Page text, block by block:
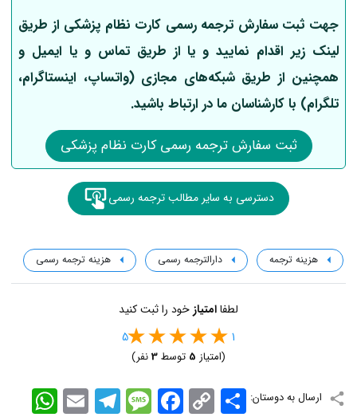
جهت ثبت سفارش ترجمه رسمی کارت نظام پزشکی از طریق
لینک‌ زیر اقدام نمایید و یا از طریق تماس و یا ایمیل و
همچنین از طریق شبکه‌های مجازی (واتساپ، اینستاگرام،
تلگرام) با کارشناسان ما در ارتباط باشید.
ثبت سفارش ترجمه رسمی کارت نظام پزشکی
دسترسی به سایر مطالب ترجمه رسمی
هزینه ترجمه دارالترجمه رسمی هزینه ترجمه رسمی
لطفاامتیاز خود را ثبت کنید
1
5
(امتیاز 5 توسط3نفر)
ارسال به دوستان: WhatsApp EmailTelegramMessageFacebook Copy
Link
اشتراک